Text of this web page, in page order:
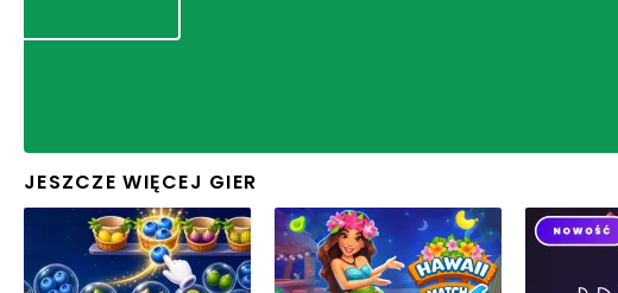
JESZCZE WIĘCEJ GIER